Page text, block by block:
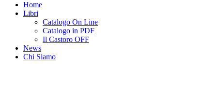
Home
Libri
Catalogo On Line
Catalogo in PDF
Il Castoro OFF
News
Chi Siamo